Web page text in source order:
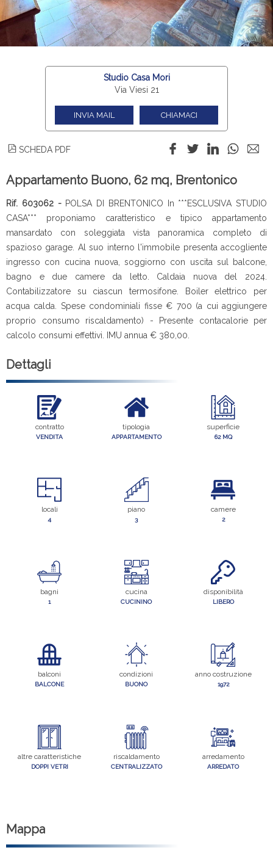
Studio Casa Mori
Via Viesi 21
INVIA MAIL CHIAMACI
SCHEDA PDF
Appartamento Buono, 62 mq, Brentonico
Rif. 603062 - POLSA DI BRENTONICO In ***ESCLUSIVA STUDIO
CASA*** proponiamo caratteristico e tipico appartamento
mansardato con soleggiata vista panoramica completo di
spazioso garage. Al suo interno l'immobile presenta accogliente
ingresso con cucina nuova, soggiorno con uscita sul balcone,
bagno e due camere da letto. Caldaia nuova del 2024.
Contabilizzatore su ciascun termosifone. Boiler elettrico per
acqua calda. Spese condominiali fisse € 700 (a cui aggiungere
proprio consumo riscaldamento) - Presente contacalorie per
calcolo consumi effettivi. IMU annua € 380,00.
Dettagli
contratto
VENDITA
tipologia
APPARTAMENTO
superficie
62 MQ
locali
4
piano
3
camere
2
bagni
1
cucina
CUCININO
disponibilità
LIBERO
balconi
BALCONE
condizioni
BUONO
anno costruzione
1972
altre caratteristiche
DOPPI VETRI
riscaldamento
CENTRALIZZATO
arredamento
ARREDATO
Mappa